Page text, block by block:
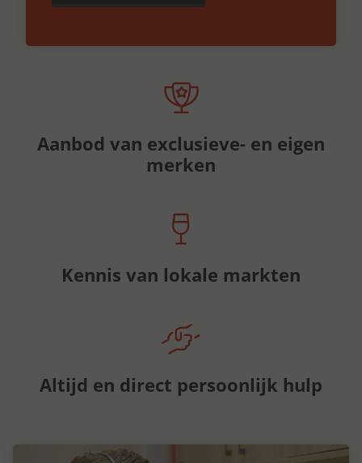
Aanbod van exclusieve- en eigen
merken
Kennis van lokale markten
Altijd en direct persoonlijk hulp